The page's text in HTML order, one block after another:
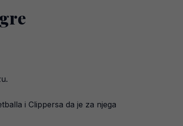
i Clippersa da je za njega